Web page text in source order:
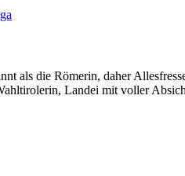
als die Römerin, daher
Landei mit voller